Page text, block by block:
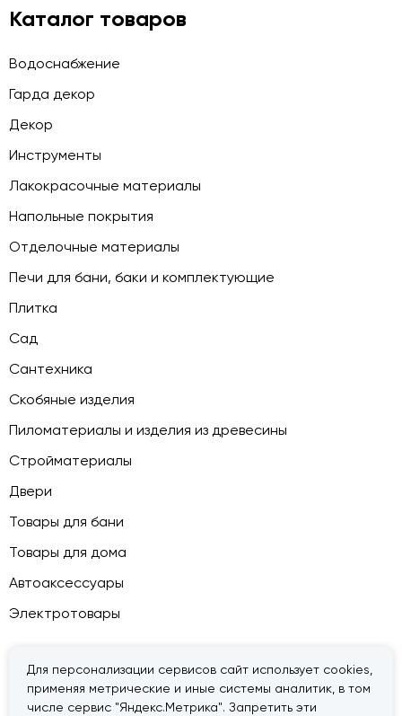
Для персонализации сервисов сайт использует cookies,
применяя метрические и иные системы аналитик, в том
числе сервис "Яндекс.Метрика". Запретить эти
Каталог товаров
Водоснабжение
Гарда декор
Декор
Инструменты
Лакокрасочные материалы
Напольные покрытия
Отделочные материалы
Печи для бани, баки и комплектующие
Плитка
Сад
Сантехника
Скобяные изделия
Пиломатериалы и изделия из древесины
Стройматериалы
Двери
Товары для бани
Товары для дома
Автоаксессуары
Электротовары
© 2026 — «Дачник».Правовая информация